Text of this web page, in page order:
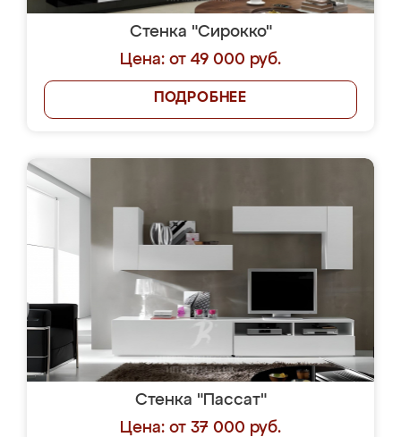
Стенка "Сирокко"
Цена: от 49 000 руб.
ПОДРОБНЕЕ
Стенка "Пассат"
Цена: от 37 000 руб.